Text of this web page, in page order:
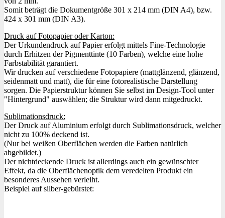
Somit beträgt die Dokumentgröße 301 x 214 mm (DIN A4), bzw.
424 x 301 mm (DIN A3).
Druck auf Fotopapier oder Karton:
Der Urkundendruck auf Papier erfolgt mittels Fine-Technologie
durch Erhitzen der Pigmenttinte (10 Farben), welche eine hohe
Farbstabilität garantiert.
Wir drucken auf verschiedene Fotopapiere (mattglänzend, glänzend,
seidenmatt und matt), die für eine fotorealistische Darstellung
sorgen. Die Papierstruktur können Sie selbst im Design-Tool unter
"Hintergrund" auswählen; die Struktur wird dann mitgedruckt.
Sublimationsdruck:
Der Druck auf Aluminium erfolgt durch Sublimationsdruck, welcher
nicht zu 100% deckend ist.
(Nur bei weißen Oberflächen werden die Farben natürlich
abgebildet.)
Der nichtdeckende Druck ist allerdings auch ein gewünschter
Effekt, da die Oberflächenoptik dem veredelten Produkt ein
besonderes Aussehen verleiht.
Beispiel auf silber-gebürstet: